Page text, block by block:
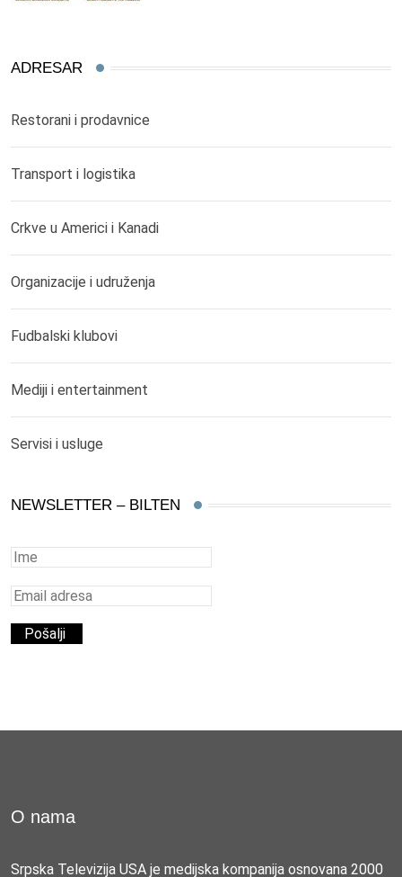
ADRESAR
Restorani i prodavnice
Transport i logistika
Crkve u Americi i Kanadi
Organizacije i udruženja
Fudbalski klubovi
Mediji i entertainment
Servisi i usluge
NEWSLETTER – BILTEN
O nama
Srpska Televizija USA je medijska kompanija osnovana 2000